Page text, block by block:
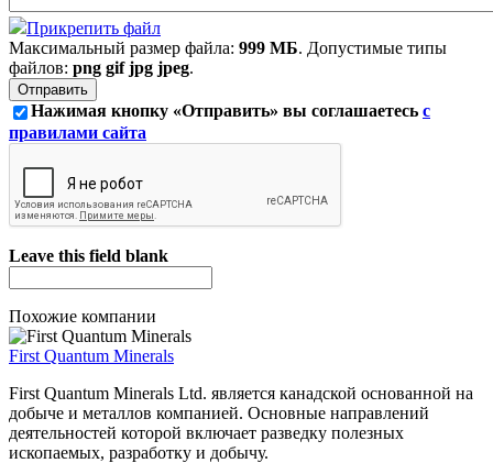
Прикрепить файл
Максимальный размер файла: 999 МБ. Допустимые типы
файлов: png gif jpg jpeg.
Нажимая кнопку «Отправить» вы соглашаетесь с
правилами сайта
Leave this field blank
Похожие компании
First Quantum Minerals
First Quantum Minerals Ltd. является канадской основанной на
добыче и металлов компанией. Основные направлений
деятельностей которой включает разведку полезных
ископаемых, разработку и добычу.